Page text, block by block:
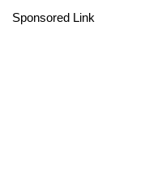
Sponsored Link